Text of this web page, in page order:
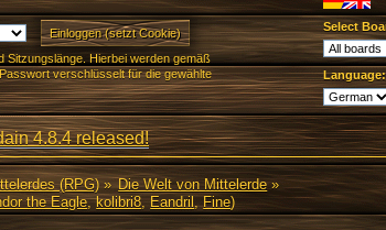
Sitzungslänge. Hierbei werden gemäß
verschlüsselt für die gewählte
Select
Language:
4.8.4 released!
(RPG)» Die Welt von Mittelerde»
the Eagle,kolibri8, Eandril,Fine)